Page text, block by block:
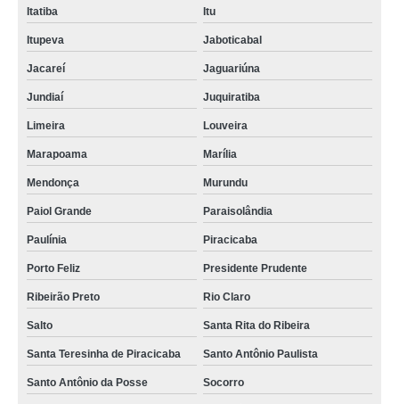
Itatiba Itu
Itupeva Jaboticabal
Jacareí Jaguariúna
Jundiaí Juquiratiba
Limeira Louveira
Marapoama Marília
Mendonça Murundu
Paiol Grande Paraisolândia
Paulínia Piracicaba
Porto Feliz Presidente Prudente
Ribeirão Preto Rio Claro
Salto Santa Rita do Ribeira
Santa Teresinha de Piracicaba Santo Antônio Paulista
Santo Antônio da Posse Socorro